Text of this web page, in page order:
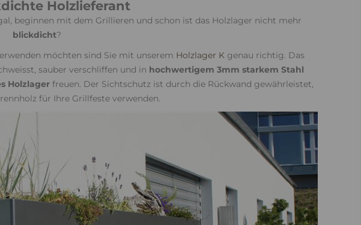
Holzlieferant
beginnen mit dem Grillieren und schon ist das Holzlager nicht mehr
blickdicht?
möchten sind Sie mit unserem Holzlager Kgenau richtig. Das
sauber verschliffen und in hochwertigem 3mm starkem Stahl
Holzlager freuen. Der Sichtschutz ist durch die Rückwand gewährleistet,
für Ihre Grillfeste verwenden.